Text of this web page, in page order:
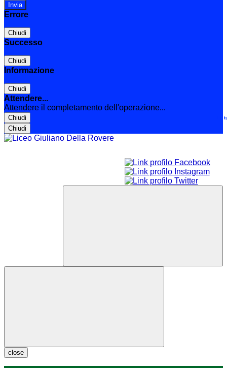
Errore
Chiudi
Successo
Chiudi
Informazione
Chiudi
Attendere...
Attendere il completamento dell'operazione...
Chiudi
Chiudi
Le
close